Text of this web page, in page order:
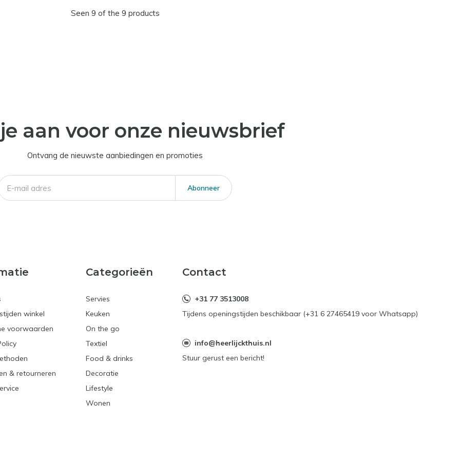
Seen 9 of the 9 products
aan voor onze nieuwsbrief
Ontvang de nieuwste aanbiedingen en promoties
Abonneer
winkel
voorwaarden
& retourneren
Categorieën
Servies
Keuken
On the go
Textiel
Food & drinks
Decoratie
Lifestyle
Wonen
Contact
+31 77 3513008
Tijdens openingstijden beschikbaar (+31 6 27465419 voor Whatsapp)
info@heerlijckthuis.nl
Stuur gerust een bericht!